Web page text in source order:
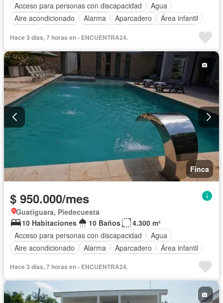
Acceso para personas con discapacidad
Agua
Aire acondicionado
Alarma Aparcadero
Área infantil
Chimenea
Cocina amoblada
Cocina integral
Cuarto de servicio
Depósito Electricidad
Gas natural
Gimnasio
Internet Jacuzzi Jardín Estudio
Patio
Piscina
Vigilante Sauna
Seguridad privada
Tanque de agua
Terraza Vista panorámica
Wifi
Permite mascotas
Permite niños Solo familias
Hace 3 días, 7 horas en - ENCUENTRA24.
Finca
$ 950.000/mes
Guatiguara, Piedecuesta
10 Habitaciones
10 Baños
4.300 m²
Acceso para personas con discapacidad
Agua
Aire acondicionado
Alarma Aparcadero
Área infantil
Chimenea
Cocina amoblada
Cocina integral
Cuarto de servicio
Gimnasio
Internet Jacuzzi Jardín Estudio
Hace 3 días, 7 horas en - ENCUENTRA24.